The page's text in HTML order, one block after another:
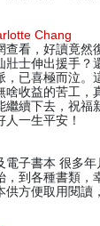
Chang
查看，好讀竟然
壯士伸出援手？
，已喜極而泣。
啥收益的苦工，
繼續下去，祝福
人一生平安！
子書本 很多年
，到各種書類，
供方便取用閱讀